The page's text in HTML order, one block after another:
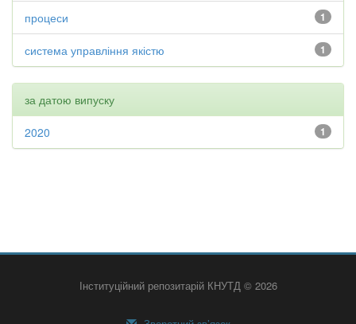
1
процеси
1
система управління якістю
за датою випуску
1
2020
Інституційний репозитарій КНУТД © 2026